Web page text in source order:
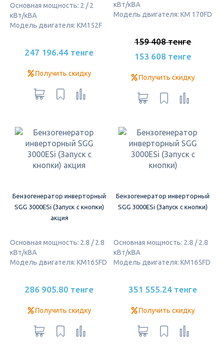
Основная мощность: 2 / 2
кВт/кВА
Модель двигателя: KM152F
247 196.44 тенге
Получить скидку
кВт/кВА
Модель двигателя: KM 170FD
159 408 тенге
153 608 тенге
Получить скидку
Бензогенератор инверторный
SGG 3000ESi (Запуск с кнопки)
акция
Основная мощность: 2.8 / 2.8
кВт/кВА
Модель двигателя: KM165FD
286 905.80 тенге
Получить скидку
Бензогенератор инверторный
SGG 3000ESi (Запуск с кнопки)
Основная мощность: 2.8 / 2.8
кВт/кВА
Модель двигателя: KM165FD
351 555.24 тенге
Получить скидку